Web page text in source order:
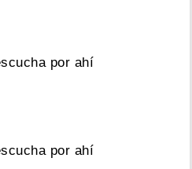
por ahí
por ahí